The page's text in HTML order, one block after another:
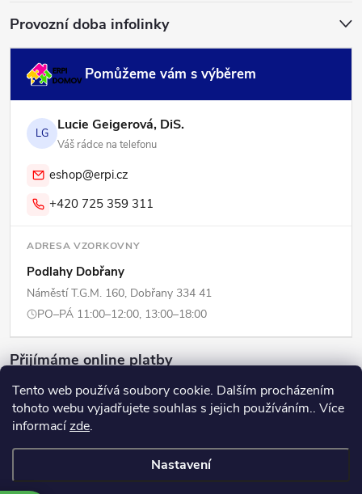
Tento web používá soubory cookie. Dalším procházením
tohoto webu vyjadřujete souhlas s jejich používáním.. Více
informacízde.
Nastavení
Provozní doba infolinky
Pomůžeme vám s výběrem
LG Lucie Geigerová, DiS.
Váš rádce na telefonu
eshop@erpi.cz
+420 725 359 311
ADRESA VZORKOVNY
Podlahy Dobřany
Náměstí T.G.M. 160, Dobřany 334 41
PO–PÁ 11:00–12:00, 13:00–18:00
Přijímáme online platby
ERPI - Domov. Všechna práva vyhrazena.